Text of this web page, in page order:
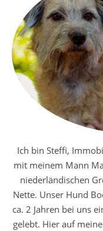
Ich bin Steffi,
mit meinem Mann
niederländischen
Nette. Unser Hund
ca. 2 Jahren bei uns
gelebt. Hier auf